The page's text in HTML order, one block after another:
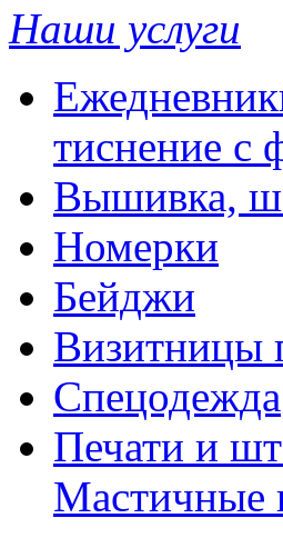
Наши услуги
тиснение с
Вышивка,
Номерки
Бейджи
Визитницы
Спецодежда
Печати и
Мастичные